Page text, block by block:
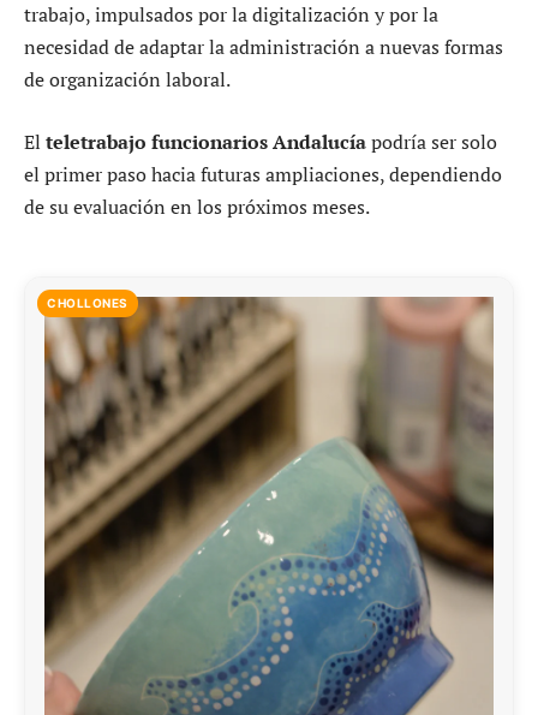
trabajo, impulsados por la digitalización y por la
necesidad de adaptar la administración a nuevas formas
de organización laboral.
El teletrabajo funcionarios Andalucíapodría ser solo
el primer paso hacia futuras ampliaciones, dependiendo
de su evaluación en los próximos meses.
CHOLLONES